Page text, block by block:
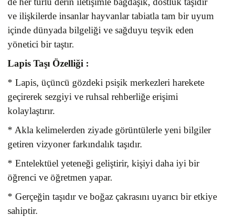
ve ilişkilerde insanlar hayvanlar tabiatla tam bir uyum
içinde dünyada bilgeliği ve sağduyu teşvik eden
yönetici bir taştır.
Lapis Taşı Özelliği :
* Lapis, üçüncü gözdeki psişik merkezleri harekete
geçirerek sezgiyi ve ruhsal rehberliğe erişimi
kolaylaştırır.
* Akla kelimelerden ziyade görüntülerle yeni bilgiler
getiren vizyoner farkındalık taşıdır.
* Entelektüel yeteneği geliştirir, kişiyi daha iyi bir
öğrenci ve öğretmen yapar.
* Gerçeğin taşıdır ve boğaz çakrasını uyarıcı bir etkiye
sahiptir.